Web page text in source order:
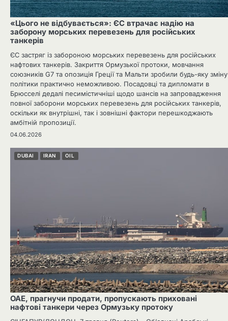
«Цього не відбувається»: ЄС втрачає надію на
заборону морських перевезень для російських
танкерів
ЄС застряг із забороною морських перевезень для російських
нафтових танкерів. Закриття Ормузької протоки, мовчання
союзників G7 та опозиція Греції та Мальти зробили будь-яку зміну
політики практично неможливою. Посадовці та дипломати в
Брюсселі дедалі песимістичніші щодо шансів на запровадження
повної заборони морських перевезень для російських танкерів,
оскільки як внутрішні, так і зовнішні фактори перешкоджають
амбітній пропозиції.
04.06.2026
DUBAI IRAN OIL
ОАЕ, прагнучи продати, пропускають приховані
нафтові танкери через Ормузьку протоку